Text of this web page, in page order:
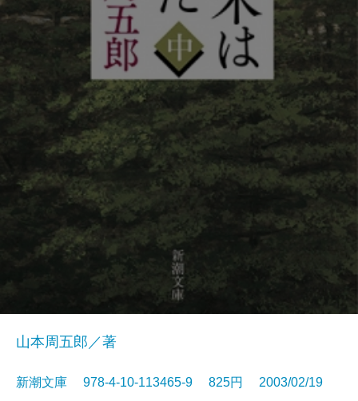
山本周五郎／著
新潮文庫 978-4-10-113465-9 825円 2003/02/19